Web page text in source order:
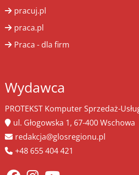
pracuj.pl
praca.pl
Praca - dla firm
Wydawca
PROTEKST Komputer Sprzedaż-
ul. Głogowska 1, 67-400 Wschowa
redakcja@glosregionu.pl
+48 655 404 421